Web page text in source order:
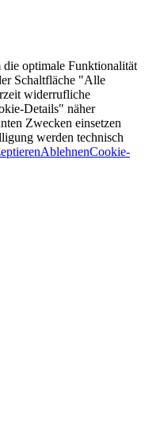
optimale Funktionalität
Schaltfläche "Alle
widerrufliche
Details" näher
Zwecken einsetzen
werden technisch
AblehnenCookie-